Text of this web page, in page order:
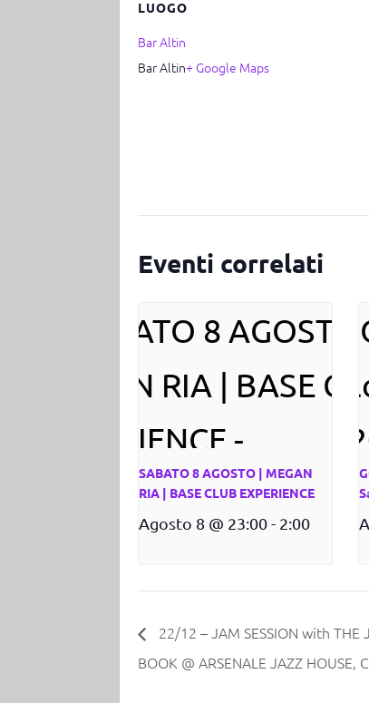
LUOGO
Bar Altin
Bar Altin+ Google Maps
Eventi correlati
SABATO 8 AGOSTO | MEGAN
RIA | BASE CLUB EXPERIENCE
Agosto 8 @ 23:00- 2:00
22/12 – JAM SESSION with THE
BOOK @ ARSENALE JAZZ HOUSE,